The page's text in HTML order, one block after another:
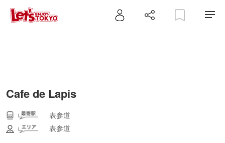
Cafe de Lapis
表参道
表参道